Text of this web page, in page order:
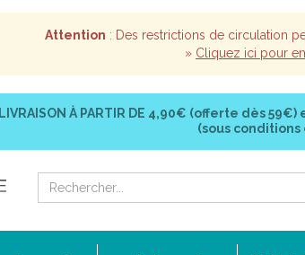
Attention : Des restrictions de circulation
» Cliquez ici pour
LIVRAISON À PARTIR DE 4,90€ (offerte dès 59€)
(sous conditions